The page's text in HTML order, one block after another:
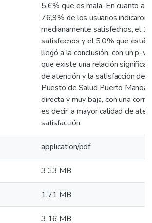
5,6% que es mala. En cuanto a
76,9% de los usuarios indicaron
medianamente satisfechos, el
satisfechos y el 5,0% que están
llegó a la conclusión, con un p-
que existe una relación
de atención y la satisfacción de
Puesto de Salud Puerto Manoa.
directa y muy baja, con una
es decir, a mayor calidad de
satisfacción.
application/pdf
3.33 MB
1.71 MB
3.16 MB